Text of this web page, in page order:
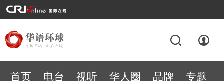
首页 电台 视听 华人圈 品牌 专题